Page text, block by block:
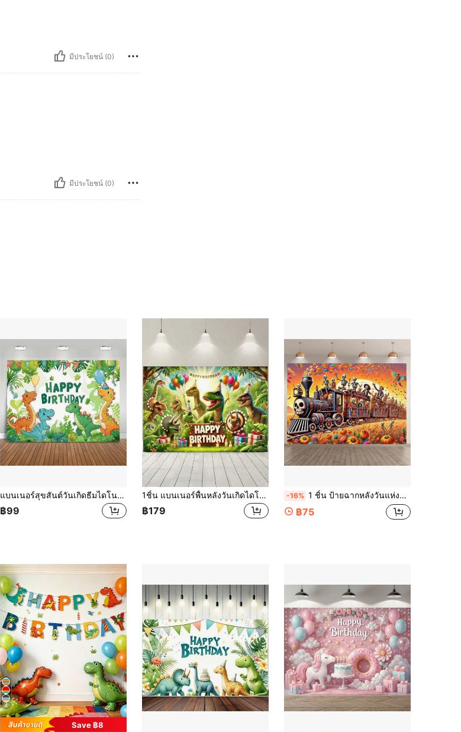
มีประโยชน์ (0)
มีประโยชน์ (0)
แบนเนอร์สุขสันต์วันเกิดธีมไดโนเสาร์ 2D สีสันสดใส, พื้นหลังปาร์ตี้สีสันสดใสพร้อมลูกโป่งและไดโนเสาร์ที่เป็นมิตร, โพลีเอสเตอร์ทนทาน, เหมาะสำหรับงานฉลองวันเกิดวัยรุ่นและบ้าน
฿99
1ชิ้น แบนเนอร์พื้นหลังวันเกิดไดโนเสาร์, พื้นหลังงานเลี้ยงวันเกิดสัตว์ป่าไดโนเสาร์, พื้นหลังการถ่ายภาพปาร์ตี้, แบนเนอร์ตกแต่งปาร์ตี้, ของตกแต่งในร่ม/กลางแจ้ง, บ้าน, สวน, ของตกแต่งสนาม, ธีมสากล
฿179
-16% 1 ชิ้น ป้ายฉากหลังวันแห่งความตาย รถไฟโครงกระดูก ฟักทอง ดอกดาวเรือง ผีเสื้อ พระอาทิตย์ตกสีส้ม ฮาโลวีน เม็กซิกัน ฉากหลังบูธถ่ายภาพ ตกแต่งงานปาร์ตี้ อุปกรณ์ตกแต่งบ้าน ในร่ม กลางแจ้ง ห้องนั่งเล่น สวน ตกแต่งผนัง
฿75
4
Save ฿8